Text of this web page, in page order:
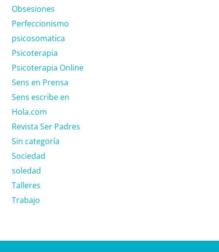
Obsesiones
Perfeccionismo
psicosomatica
Psicoterapia
Psicoterapia Online
Sens en Prensa
Sens escribe en
Hola.com
Revista Ser Padres
Sin categoría
Sociedad
soledad
Talleres
Trabajo